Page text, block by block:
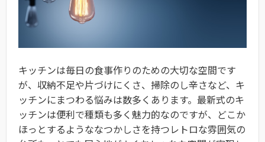
キッチンは毎日の食事作りのための大切な空間です
が、収納不足や片づけにくさ、掃除のし辛さなど、キ
ッチンにまつわる悩みは数多くあります。最新式のキ
ッチンは便利で種類も多く魅力的なのですが、どこか
ほっとするようななつかしさを持つレトロな雰囲気の